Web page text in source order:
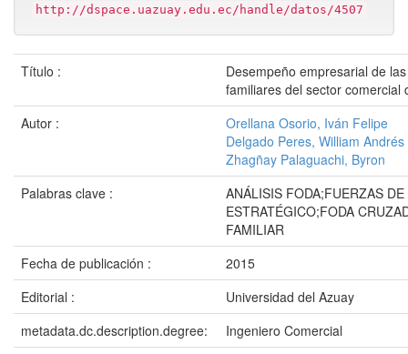
http://dspace.uazuay.edu.ec/handle/datos/4507
Título :
Desempeño empresarial de
familiares del sector comercial
Autor :
Orellana Osorio, Iván Felipe
Delgado Peres, William Andrés
Zhagñay Palaguachi, Byron
Palabras clave :
ANÁLISIS FODA;FUERZAS
ESTRATÉGICO;FODA
FAMILIAR
Fecha de publicación :
2015
Editorial :
Universidad del Azuay
metadata.dc.description.degree:
Ingeniero Comercial